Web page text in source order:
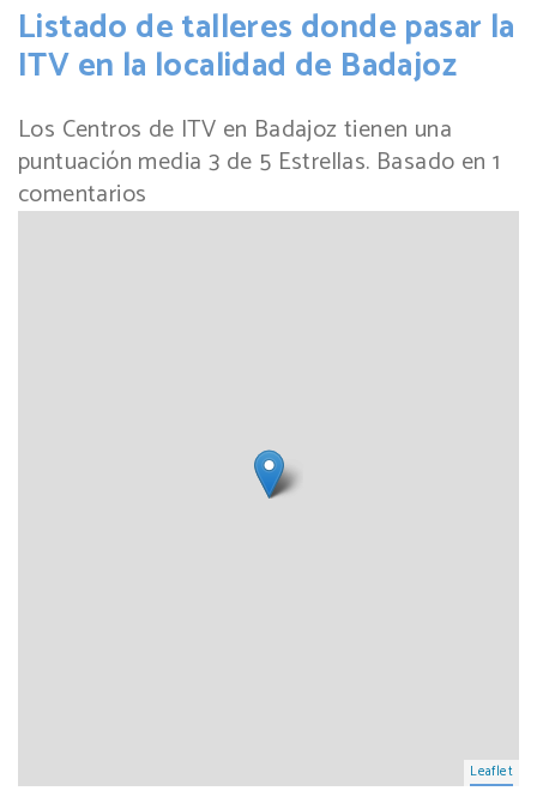
Listado de talleres donde pasar la
ITV en la localidad de Badajoz
Los Centros de ITV en Badajoz tienen una
puntuación media 3 de 5 Estrellas. Basado en1
comentarios
Leaflet